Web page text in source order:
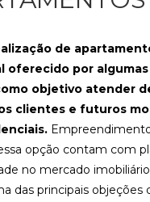
de
oferecido por
objetivo atender
clientes e futuros
opção contam com
no mercado
das principais objeções